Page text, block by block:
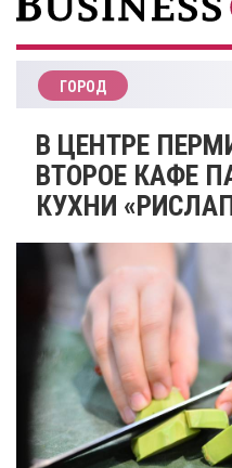
ГОРОД
В ЦЕНТРЕ
ВТОРОЕ КАФЕ
КУХНИ